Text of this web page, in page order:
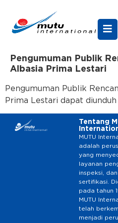
Pengumuman Publik
Albasia Prima Lestari
Pengumuman Publik
Prima Lestari dapat
Tentang
MUTU
adalah
yang
layanan
inspeksi, dan
sertifikasi.
pada tahun
MUTU
telah
menjadi